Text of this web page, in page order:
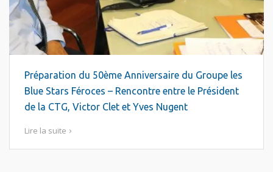
Préparation du 50ème Anniversaire du Groupe les
Blue Stars Féroces – Rencontre entre le Président
de la CTG, Victor Clet et Yves Nugent
Lire la suite